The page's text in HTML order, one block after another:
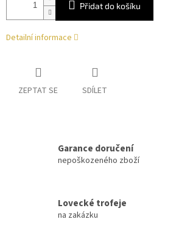
Přidat do košíku
Detailní informace
ZEPTAT SE SDÍLET
Garance doručení
nepoškozeného zboží
Lovecké trofeje
na zakázku